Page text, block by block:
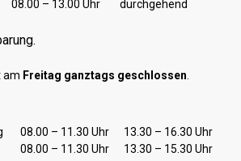
08.00 – 13.00 Uhr durchgehend
am Freitag ganztags geschlossen
Öffnungszeiten Nachmittag
08.00 – 11.30 Uhr
13.30 – 16.30 Uhr
08.00 – 11.30 Uhr 13.30 – 15.30 Uhr